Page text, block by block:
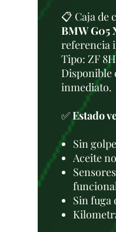
📋 Caja de
BMW G05
referencia
Tipo: ZF
Disponible
inmediato.
✅Estado
Sin
Aceite
Sin fuga